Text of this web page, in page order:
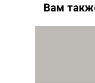
Вам